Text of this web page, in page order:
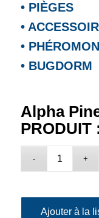
• PIÈGES
•
•
• BUGDORM
Alpha
PRODUIT
Ajouter à la